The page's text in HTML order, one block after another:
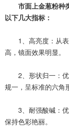
市面 上金葱粉种
以下几大指标 ：
1 高亮度 ： 从表
高 ， 镜面效果明显 。
2 形状归一 ： 优
规一 ， 呈标准的六角
3 耐强酸碱 ： 优
保持色彩艳丽。